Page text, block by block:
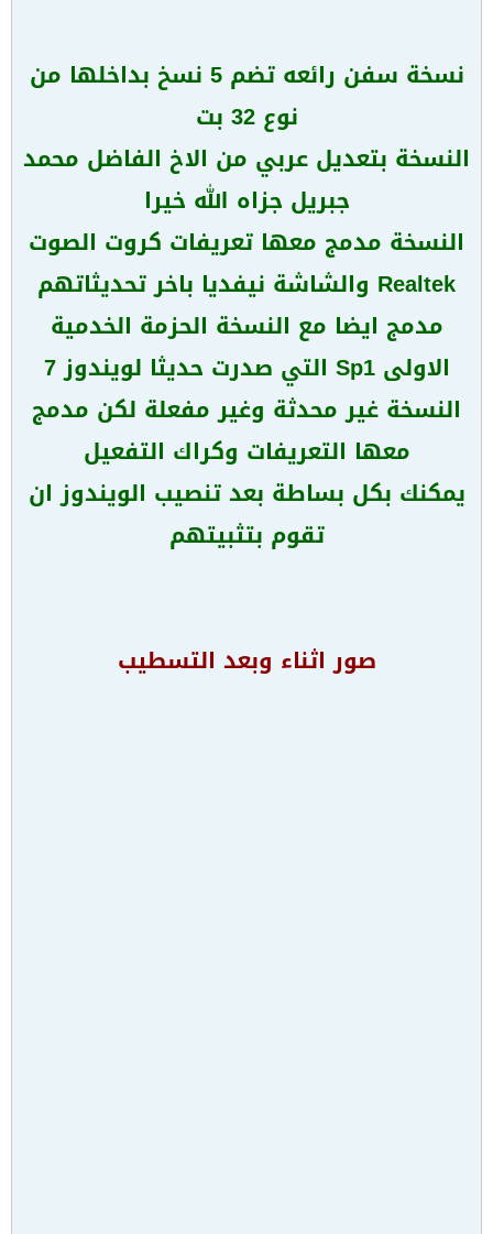
نسخة سفن رائعه تضم 5 نسخ بداخلها من
نوع 32 بت
النسخة بتعديل عربي من الاخ الفاضل محمد
جبريل جزاه الله خيرا
النسخة مدمج معها تعريفات كروت الصوت
Realtek والشاشة نيفديا باخر تحديثاتهم
مدمج ايضا مع النسخة الحزمة الخدمية
الاولى Sp1 التي صدرت حديثا لويندوز 7
النسخة غير محدثة وغير مفعلة لكن مدمج
معها التعريفات وكراك التفعيل
يمكنك بكل بساطة بعد تنصيب الويندوز ان
تقوم بتثبيتهم
صور اثناء وبعد التسطيب